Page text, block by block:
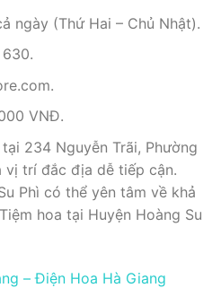
ngày (Thứ Hai – Chủ Nhật).
VNĐ.
234 Nguyễn Trãi, Phường
vị trí đắc địa dễ tiếp cận.
Phì có thể yên tâm về khả
hoa tại Huyện Hoàng Su
– Điện Hoa Hà Giang